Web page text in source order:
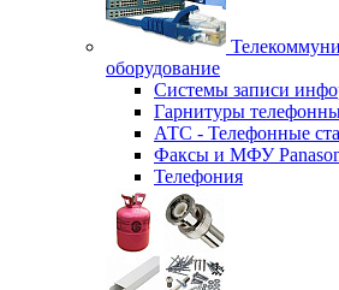
оборудование
Системы записи
Гарнитуры
АТС - Телефонные
Факсы и МФУ
Телефония